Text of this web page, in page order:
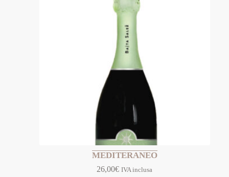
MEDITERANEO
26,00€ IVA inclusa